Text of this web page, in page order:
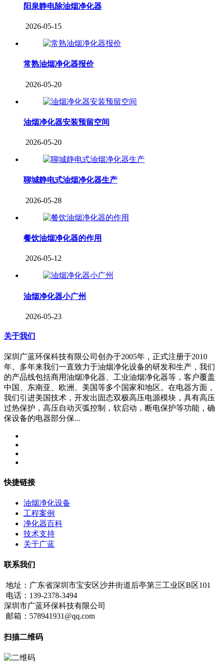
阳泉静电除油烟净化器
2026-05-15
常熟油烟净化器报价
2026-05-20
油烟净化器安装预留空间
2026-05-20
聊城静电式油烟净化器生产
2026-05-28
餐饮油烟净化器的作用
2026-05-12
油烟净化器小广州
2026-05-23
关于我们
深圳广蓝环保科技有限公司创办于2005年，正式注册于2010
年。多年来我们一直致力于油烟净化设备的研发和生产，我们
的产品线包括商用油烟净化器、工业油烟净化器等，客户覆盖
中国、东南亚、欧洲、美国等多个国家和地区。在电器方面，
我们引进美国技术，开发出固态双极高压电源模块，具有高压
过热保护，高压自动灭弧控制，软启动，断电保护等功能，确
保设备的电器部分保...
快捷链接
油烟净化设备
工程案例
净化器百科
技术支持
关于广蓝
联系我们
地址：广东省深圳市宝安区沙井街道后亭第三工业区B区101
电话：139-2378-3494
深圳市广蓝环保科技有限公司
邮箱：578941931@qq.com
扫描二维码